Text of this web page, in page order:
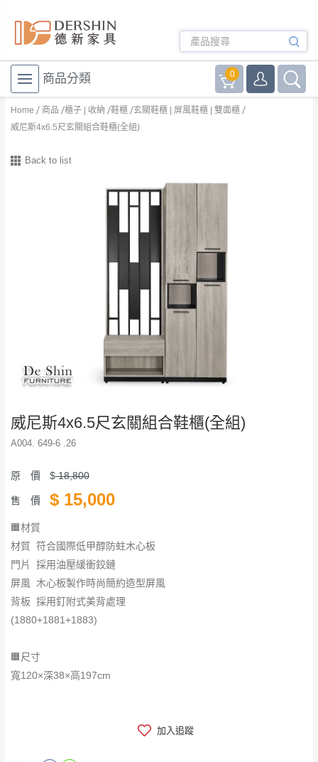
商品分類 0
Home 商品 櫃子 | 收納 鞋櫃 玄關鞋櫃 | 屏風鞋櫃 | 雙面櫃
威尼斯4x6.5尺玄關組合鞋櫃(全組)
Back to list
威尼斯4x6.5尺玄關組合鞋櫃(全組)
A004. 649-6 .26
原 價 $18,800
售 價 $ 15,000
🟧材質
材質 符合國際低甲醇防蛀木心板
門片 採用油壓緩衝鉸鏈
​​​​​​​屏風 木心板製作時尚簡約造型屏風
背板 採用釘附式美背處理
(1880+1881+1883)
🟧尺寸
寬120×深38×高197cm
加入追蹤